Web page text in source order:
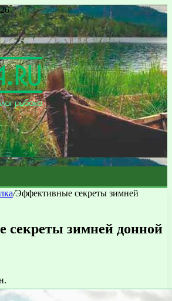
/Эффективные секреты зимней
секреты зимней донной